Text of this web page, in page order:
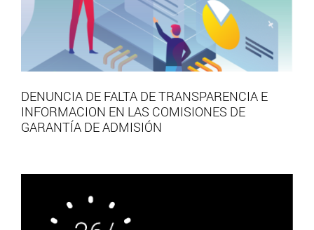
DENUNCIA DE FALTA DE TRANSPARENCIA E
INFORMACION EN LAS COMISIONES DE
GARANTÍA DE ADMISIÓN